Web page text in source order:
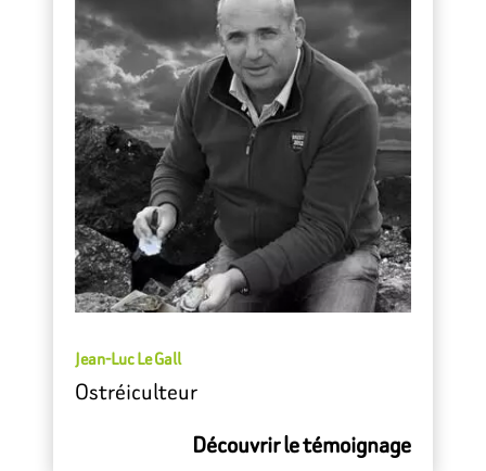
Jean-Luc Le Gall
Ostréiculteur
Découvrir le témoignage